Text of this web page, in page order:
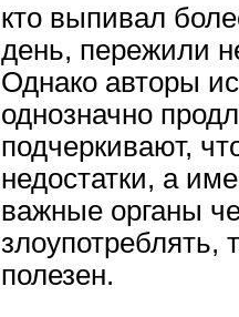
кто выпивал
день, пережили
Однако авторы
однозначно
подчеркивают,
недостатки, а
важные органы
злоупотреблять,
полезен.